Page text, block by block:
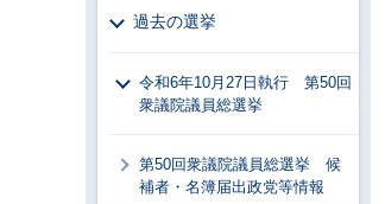
過去の選挙
令和6年10月27日執行 第50回
衆議院議員総選挙
第50回衆議院議員総選挙 候
補者・名簿届出政党等情報